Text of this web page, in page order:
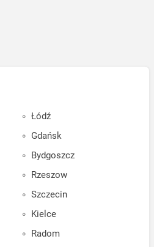
Łódź
Gdańsk
Bydgoszcz
Rzeszow
Szczecin
Kielce
Radom